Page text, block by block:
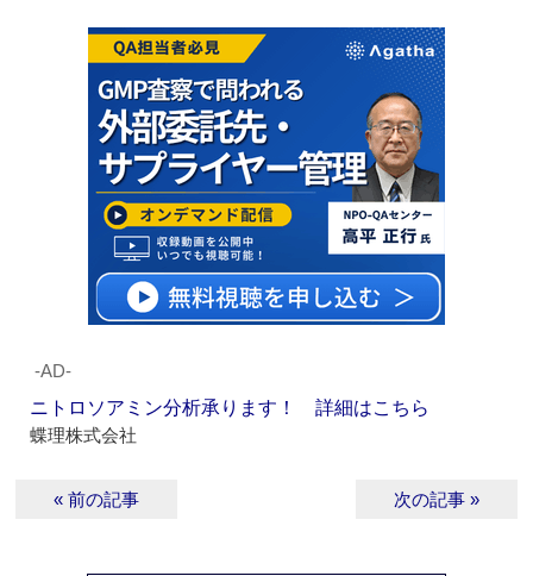
‐AD‐
ニトロソアミン分析承ります！ 詳細はこちら
蝶理株式会社
« 前の記事 次の記事 »